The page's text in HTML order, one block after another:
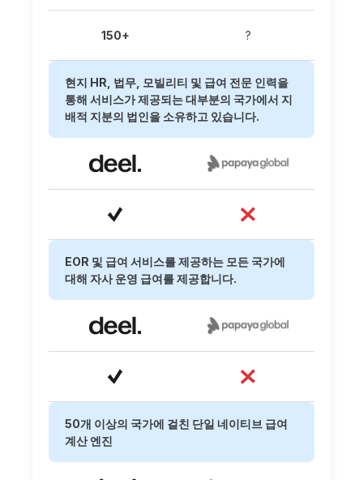
150+ ?
현지 HR, 법무, 모빌리티 및 급여 전문 인력을
통해 서비스가 제공되는 대부분의 국가에서 지
배적 지분의 법인을 소유하고 있습니다.
EOR 및 급여 서비스를 제공하는 모든 국가에
대해 자사 운영 급여를 제공합니다.
50개 이상의 국가에 걸친 단일 네이티브 급여
계산 엔진